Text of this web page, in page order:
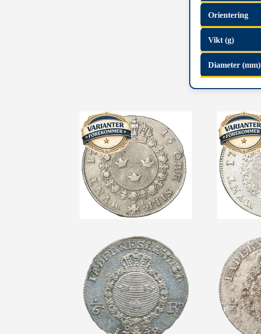
Orientering
Vikt (g)
Diameter (mm)